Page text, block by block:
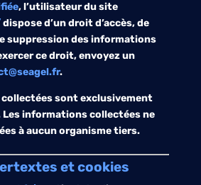
, l’utilisateur du site
dispose d’un droit d’accès, de
suppression des informations
ce droit, envoyez un
.
sont exclusivement
informations collectées ne
à aucun organisme tiers.
et cookies